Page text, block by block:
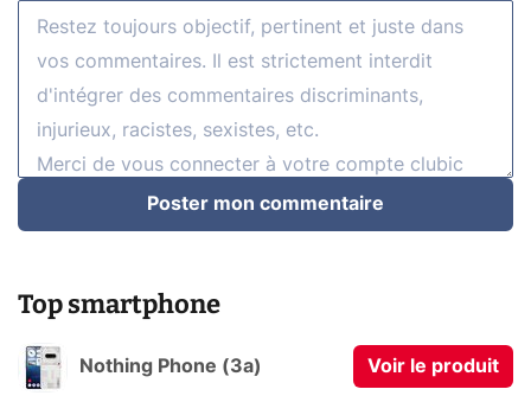
Poster mon commentaire
Top smartphone
Nothing Phone (3a) Voir le produit